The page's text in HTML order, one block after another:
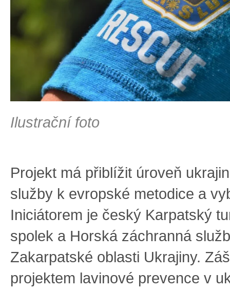
Ilustrační foto
Projekt má přiblížit úroveň
služby k evropské metodice a
Iniciátorem je český Karpatský
spolek a Horská záchranná
Zakarpatské oblasti Ukrajiny.
projektem lavinové prevence v